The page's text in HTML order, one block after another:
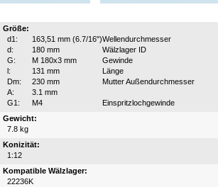
Größe:
d1:
163,51 mm (6.7/16")Wellendurchmesser
d:
180 mm
Wälzlager ID
G:
M 180x3 mm
Gewinde
l:
131 mm
Länge
Dm:
230 mm
Mutter Außendurchmesser
A:
3.1 mm
G1:
M4
Einspritzlochgewinde
Gewicht:
7.8 kg
Konizität:
1:12
Kompatible Wälzlager:
22236K